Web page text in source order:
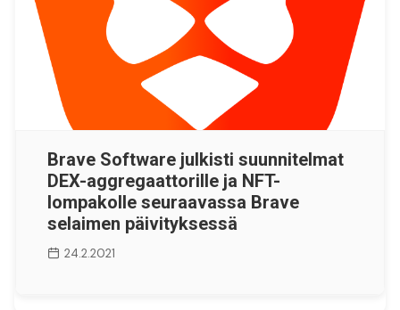
Brave Software julkisti suunnitelmat
DEX-aggregaattorille ja NFT-
lompakolle seuraavassa Brave
selaimen päivityksessä
24.2.2021